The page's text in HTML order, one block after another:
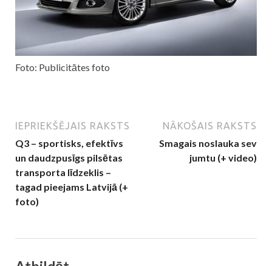
Foto: Publicitātes foto
IEPRIEKŠĒJAIS RAKSTS
Q3 – sportisks, efektīvs
un daudzpusīgs pilsētas
transporta līdzeklis –
tagad pieejams Latvijā (+
foto)
NĀKOŠAIS RAKSTS
Smagais noslauka sev
jumtu (+ video)